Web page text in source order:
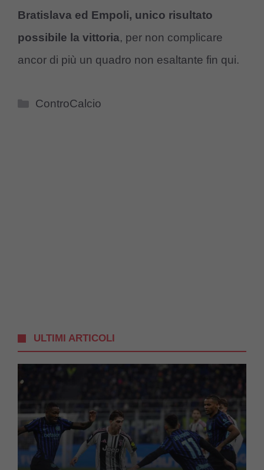
Bratislava ed Empoli, unico risultato
possibile la vittoria, per non complicare
ancor di più un quadro non esaltante fin qui.
Categorie
ControCalcio
ULTIMI ARTICOLI